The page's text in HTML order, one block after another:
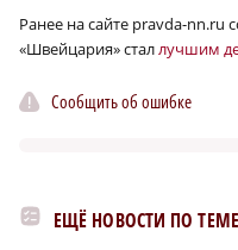
Ранее на сайте pravda-nn.ru
«Швейцария» сталлучшим
Сообщить об ошибке
ЕЩЁ НОВОСТИ ПО ТЕМЕ